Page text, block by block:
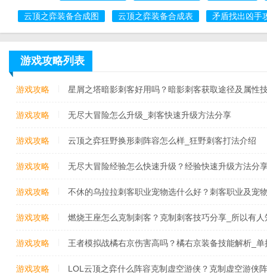
云顶之弈装备合成图 云顶之弈装备合成表 矛盾找出凶手
游戏攻略列表
游戏攻略 星屑之塔暗影刺客好用吗？暗影刺客获取途径及属性
刺客厉害吗
游戏攻略 无尽大冒险怎么升级_刺客快速升级方法分享
游戏攻略 云顶之弈狂野换形刺阵容怎么样_狂野刺客打法介绍
游戏攻略 无尽大冒险经验怎么快速升级？经验快速升级方法分
游戏攻略 不休的乌拉拉刺客职业宠物选什么好？刺客职业及宠
是什么
游戏攻略 燃烧王座怎么克制刺客？克制刺客技巧分享_所以有
王座吧】
游戏攻略 王者模拟战橘右京伤害高吗？橘右京装备技能解析_
游戏攻略 LOL云顶之弈什么阵容克制虚空游侠？克制虚空游侠